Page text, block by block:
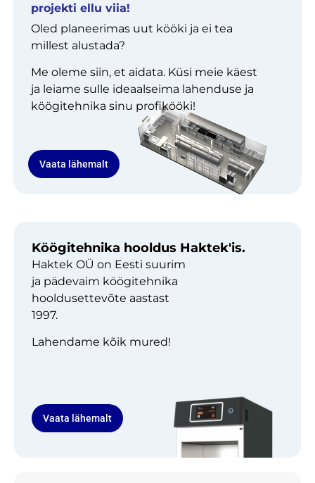
projekti ellu viia!
Oled planeerimas uut kööki ja ei tea
millest alustada?
Me oleme siin, et aidata. Küsi meie käest
ja leiame sulle ideaalseima lahenduse ja
köögitehnika sinu profikööki!
Vaata lähemalt
Köögitehnika hooldus Haktek'is.
Haktek OÜ on Eesti suurim
ja pädevaim köögitehnika
hooldusettevõte aastast
1997.
Lahendame kõik mured!
Vaata lähemalt